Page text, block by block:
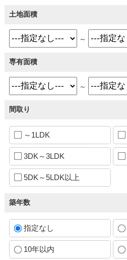
土地面積
～
専有面積
～
間取り
～1LDK
3DK～3LDK
5DK～5LDK以上
築年数
指定なし
10年以内